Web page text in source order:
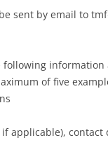
sent by email to
following
of five
if applicable),